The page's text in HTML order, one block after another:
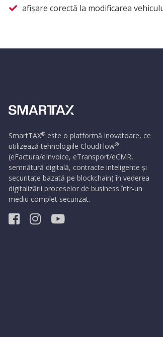
afișare corectă la modificarea
SmartTAX® este o platformă inovatoare, ce
utilizează tehnologiile CloudFlow®
(eFactura/eInvoice, eTransport/eCMR,
semnătură digitală, contracte inteligente și
securitate bazată pe blockchain) în vederea
digitalizării proceselor de business într-un
mediu complet securizat.